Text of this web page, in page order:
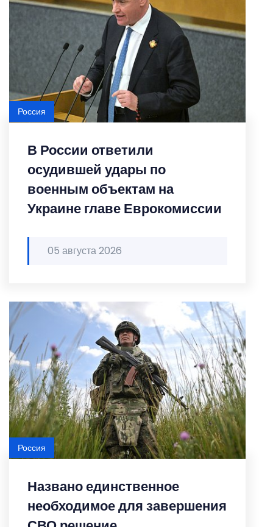
В России ответили
осудившей удары по
военным объектам на
Украине главе Еврокомиссии
05 августа 2026
Россия
Названо единственное
необходимое для завершения
Россия